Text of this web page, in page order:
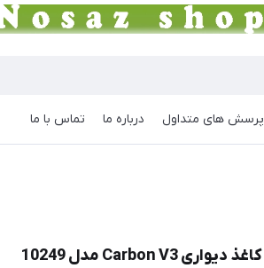
پرسش های متداول درباره ما تماس با ما
کاغذ دیواری Carbon V3 مدل 10249